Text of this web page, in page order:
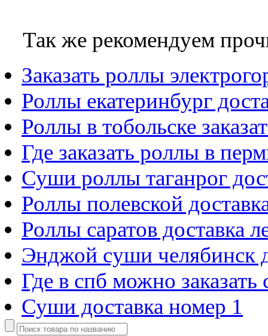
Так же рекомендуем
Заказать роллы
Роллы екатеринбург
Роллы в тобольске
Где заказать роллы в
Суши роллы таганрог
Роллы полевской
Роллы саратов доставка
Энджой суши челябинск
Где в спб можно
Суши доставка номер 1